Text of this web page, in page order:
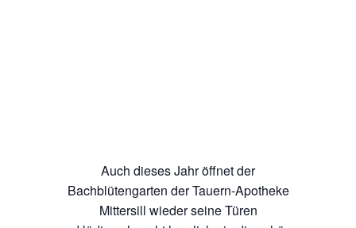
Auch dieses Jahr öffnet der
Bachblütengarten der Tauern-Apotheke
Mittersill wieder seine Türen